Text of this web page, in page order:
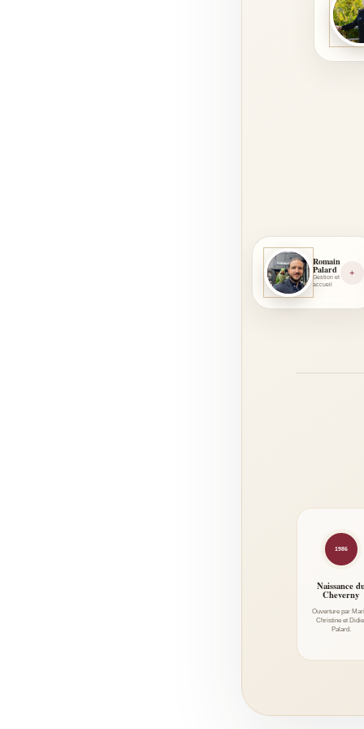
RP
Romain
Palard
Gestion et
accueil
+
1986
Naissance
Cheverny
Ouverture par
Christine et
Palard.